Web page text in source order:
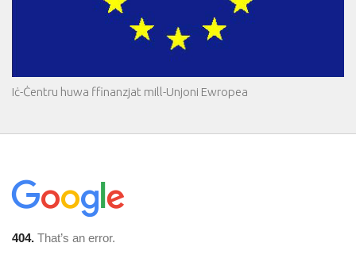
Iċ-Ċentru huwa ffinanzjat mill-Unjoni Ewropea